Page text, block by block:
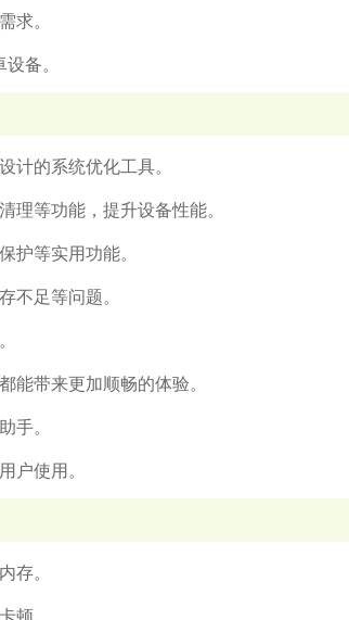
求。
备。
计的系统优化工具。
理等功能，提升设备性能。
护等实用功能。
不足等问题。
能带来更加顺畅的体验。
手。
户使用。
存。